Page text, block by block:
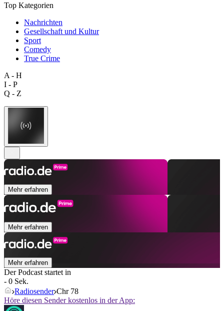
Top Kategorien
Nachrichten
Gesellschaft und Kultur
Sport
Comedy
True Crime
A - H
I - P
Q - Z
Mehr erfahren
Mehr erfahren
Mehr erfahren
Der Podcast startet in
- 0 Sek.
Radiosender Chr 78
Höre diesen Sender kostenlos in der App: